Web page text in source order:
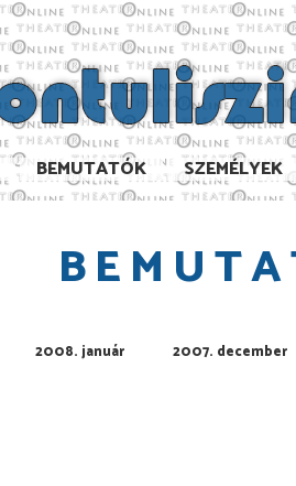
BEMUTATÓK SZEMÉLYEK
2008. január 2007. december